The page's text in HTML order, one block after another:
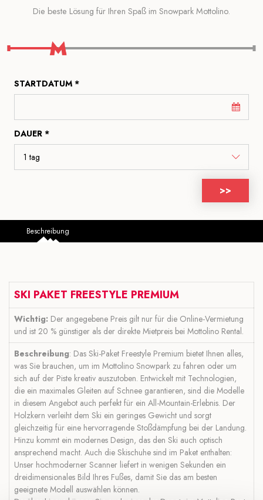
Die beste Lösung für Ihren Spaß im Snowpark Mottolino.
STARTDATUM *
DAUER *
>>
Beschreibung
SKI PAKET FREESTYLE PREMIUM
Wichtig: Der angegebene Preis gilt nur für die Online-Vermietung
und ist 20 % günstiger als der direkte Mietpreis bei Mottolino Rental.
Beschreibung: Das Ski-Paket Freestyle Premium bietet Ihnen alles,
was Sie brauchen, um im Mottolino Snowpark zu fahren oder um
sich auf der Piste kreativ auszutoben. Entwickelt mit Technologien,
die ein maximales Gleiten auf Schnee garantieren, sind die Modelle
in diesem Angebot auch perfekt für ein All-Mountain-Erlebnis. Der
Holzkern verleiht dem Ski ein geringes Gewicht und sorgt
gleichzeitig für eine hervorragende Stoßdämpfung bei der Landung.
Hinzu kommt ein modernes Design, das den Ski auch optisch
ansprechend macht. Auch die Skischuhe sind im Paket enthalten:
Unser hochmoderner Scanner liefert in wenigen Sekunden ein
dreidimensionales Bild Ihres Fußes, damit Sie das am besten
geeignete Modell auswählen können.